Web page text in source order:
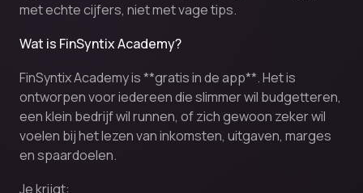
met echte cijfers, niet met vage tips.
Wat is FinSyntix Academy?
FinSyntix Academy is **gratis in de app**. Het is
ontworpen voor iedereen die slimmer wil budgetteren,
een klein bedrijf wil runnen, of zich gewoon zeker wil
voelen bij het lezen van inkomsten, uitgaven, marges
en spaardoelen.
Je krijgt: